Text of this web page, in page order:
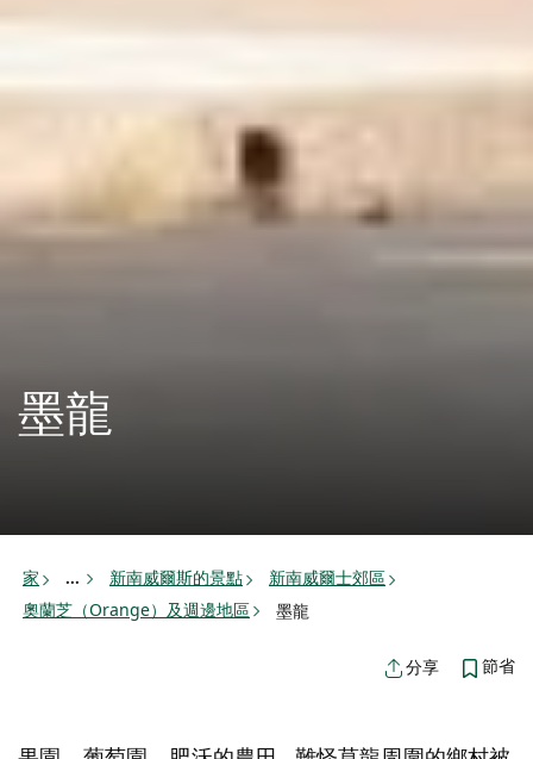
墨龍
家 ... 新南威爾斯的景點
新南威爾士郊區
奧蘭芝（Orange）及週邊地區
墨龍
分享 節省